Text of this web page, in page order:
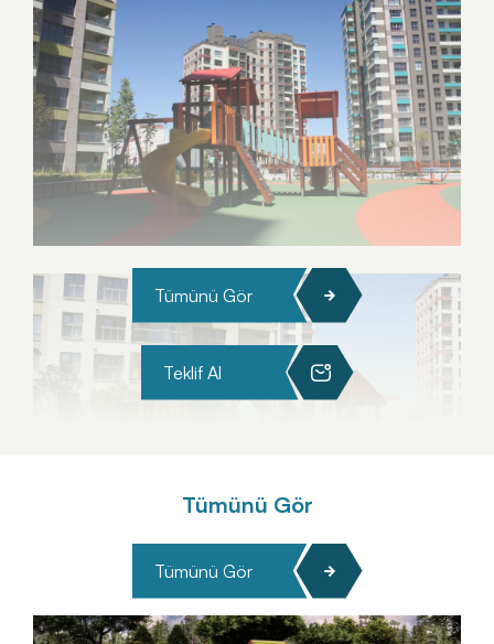
Tümünü Gör
Teklif Al
Tümünü Gör
Tümünü Gör